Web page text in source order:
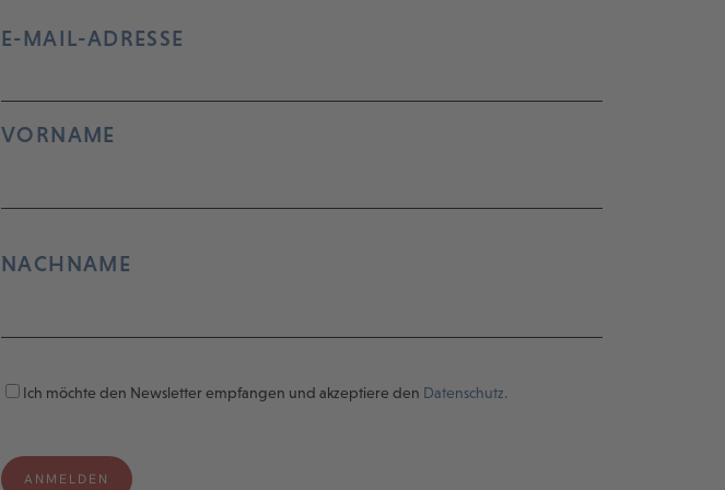
E-MAIL-ADRESSE
VORNAME
NACHNAME
Ich möchte den Newsletter empfangen und akzeptiere den Datenschutz.